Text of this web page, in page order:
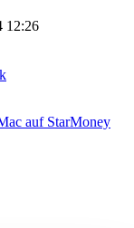
12:26
auf StarMoney